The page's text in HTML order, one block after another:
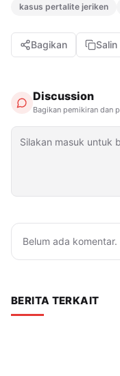
kasus pertalite jeriken
Bagikan
Discussion
Bagikan pemikiran dan
Belum ada
BERITA TERKAIT